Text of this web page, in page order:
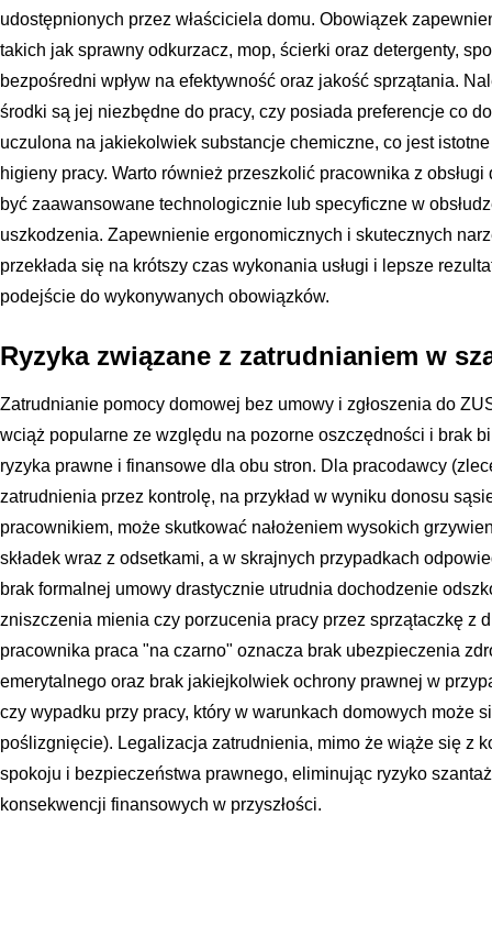
udostępnionych przez właściciela domu. Obowiązek
takich jak sprawny odkurzacz, mop, ścierki oraz detergenty,
bezpośredni wpływ na efektywność oraz jakość sprzątania.
środki są jej niezbędne do pracy, czy posiada preferencje co
uczulona na jakiekolwiek substancje chemiczne, co jest
higieny pracy. Warto również przeszkolić pracownika z
być zaawansowane technologicznie lub specyficzne w
uszkodzenia. Zapewnienie ergonomicznych i skutecznych
przekłada się na krótszy czas wykonania usługi i lepsze
podejście do wykonywanych obowiązków.
Ryzyka związane z zatrudnianiem w
Zatrudnianie pomocy domowej bez umowy i zgłoszenia do
wciąż popularne ze względu na pozorne oszczędności i brak
ryzyka prawne i finansowe dla obu stron. Dla pracodawcy
zatrudnienia przez kontrolę, na przykład w wyniku donosu
pracownikiem, może skutkować nałożeniem wysokich
składek wraz z odsetkami, a w skrajnych przypadkach
brak formalnej umowy drastycznie utrudnia dochodzenie
zniszczenia mienia czy porzucenia pracy przez sprzątaczkę z
pracownika praca "na czarno" oznacza brak ubezpieczenia
emerytalnego oraz brak jakiejkolwiek ochrony prawnej w
czy wypadku przy pracy, który w warunkach domowych może
poślizgnięcie). Legalizacja zatrudnienia, mimo że wiąże się z
spokoju i bezpieczeństwa prawnego, eliminując ryzyko
konsekwencji finansowych w przyszłości.